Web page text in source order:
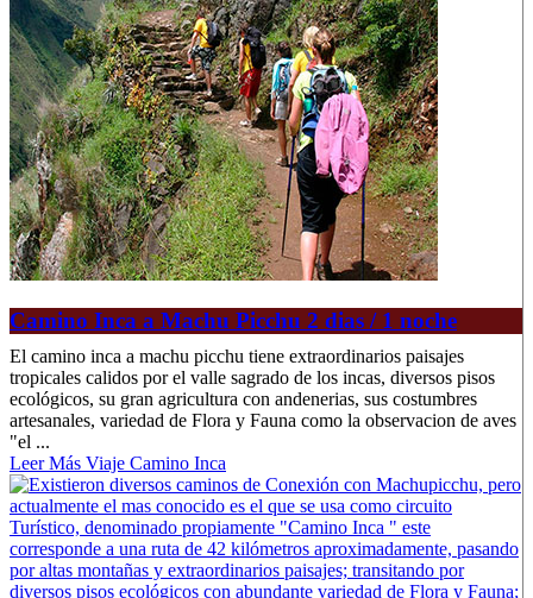
Camino Inca a Machu Picchu 2 dias / 1 noche
El camino inca a machu picchu tiene extraordinarios paisajes
tropicales calidos por el valle sagrado de los incas, diversos pisos
ecológicos, su gran agricultura con andenerias, sus costumbres
artesanales, variedad de Flora y Fauna como la observacion de aves
"el ...
Leer Más Viaje Camino Inca